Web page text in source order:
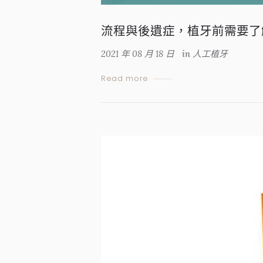
流程與後遺症，植牙前需要
2021 年 08 月 18 日 in 人工植牙
Read more